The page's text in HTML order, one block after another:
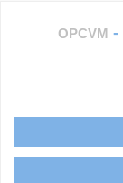
OPCVM -